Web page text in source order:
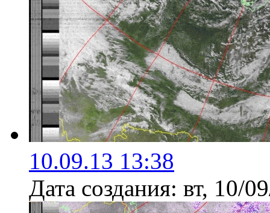
10.09.13 13:38
Дата создания: вт, 10/